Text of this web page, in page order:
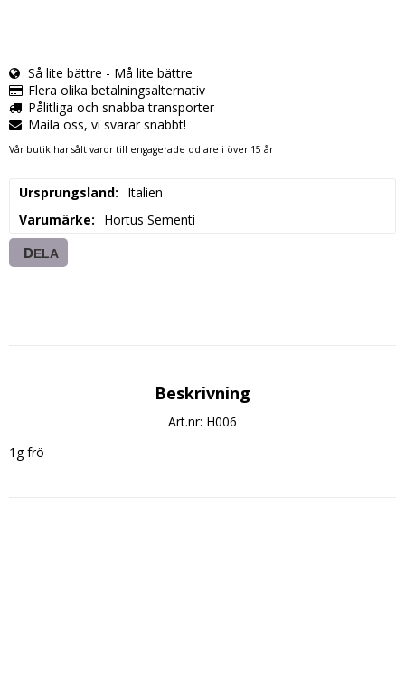
Så lite bättre - Må lite bättre
Flera olika betalningsalternativ
Pålitliga och snabba transporter
Maila oss, vi svarar snabbt!
Vår butik har sålt varor till engagerade odlare i över 15 år
Ursprungsland
Italien
Varumärke
Hortus Sementi
DELA
Beskrivning
Art.nr: H006
1g frö